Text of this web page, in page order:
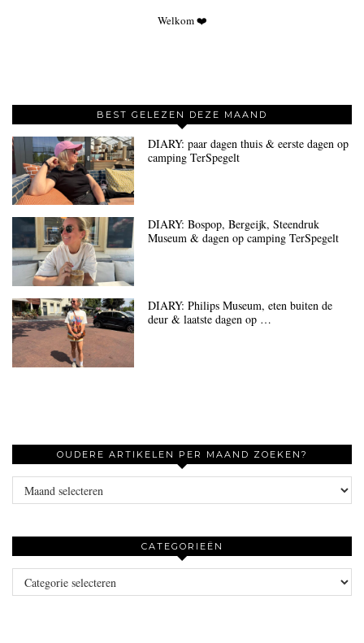
Welkom ❤️
BEST GELEZEN DEZE MAAND
DIARY: paar dagen thuis & eerste dagen op
camping TerSpegelt
DIARY: Bospop, Bergeijk, Steendruk
Museum & dagen op camping TerSpegelt
DIARY: Philips Museum, eten buiten de
deur & laatste dagen op …
OUDERE ARTIKELEN PER MAAND ZOEKEN?
Oudere
artikelen
maand
zoeken?
CATEGORIEËN
Categorieën